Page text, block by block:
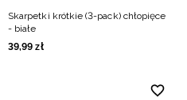
Skarpetki krótkie (3-pack) chłopięce
- białe
39,99 zł